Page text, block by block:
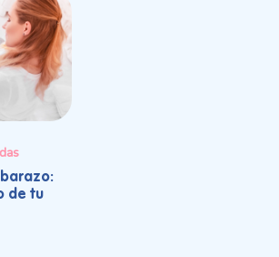
de tu